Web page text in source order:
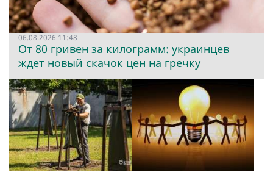
06.08.2026 11:48
От 80 гривен за килограмм: украинцев
ждет новый скачок цен на гречку